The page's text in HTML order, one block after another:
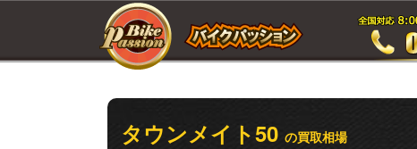
タウンメイト50 の買取相場